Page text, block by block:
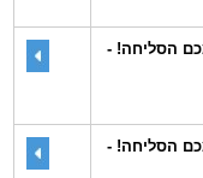
הסליחה! -
הסליחה! -